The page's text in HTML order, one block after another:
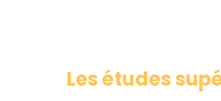
Les études